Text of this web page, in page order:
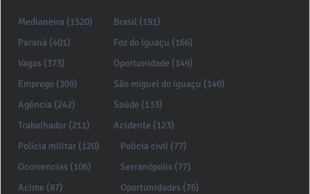
Medianeira (1520)
Paraná (401)
Vagas (373)
Emprego (309)
Agência (242)
Trabalhador (211)
Brasil (191)
Foz do Iguaçu (166)
Oportunidade (149)
São miguel do iguaçu (140)
Saúde (133)
Acidente (123)
Policia militar (120)
Ocorrencias (106)
Acime (87)
Policia civil (77)
Serranópolis (77)
Oportunidades (76)